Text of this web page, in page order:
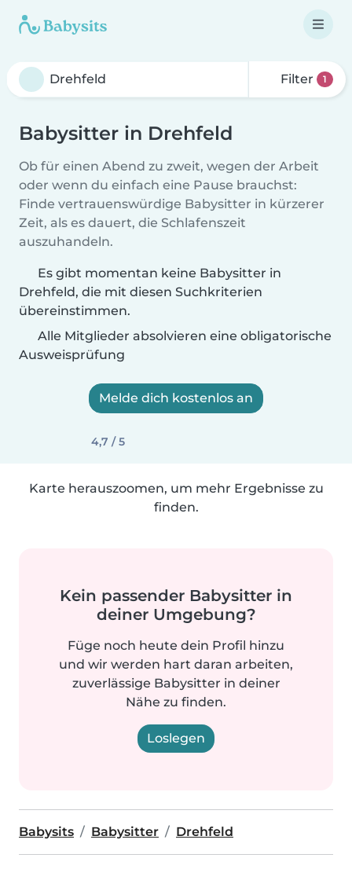
Filter 1
Babysitter in Drehfeld
Ob für einen Abend zu zweit, wegen der Arbeit
oder wenn du einfach eine Pause brauchst:
Finde vertrauenswürdige Babysitter in kürzerer
Zeit, als es dauert, die Schlafenszeit
auszuhandeln.
Es gibt momentan keine Babysitter in
Drehfeld, die mit diesen Suchkriterien
übereinstimmen.
Alle Mitglieder absolvieren eine obligatorische
Ausweisprüfung
Melde dich kostenlos an
4,7 / 5
Karte herauszoomen, um mehr Ergebnisse zu
finden.
Kein passender Babysitter in
deiner Umgebung?
Füge noch heute dein Profil hinzu
und wir werden hart daran arbeiten,
zuverlässige Babysitter in deiner
Nähe zu finden.
Loslegen
Babysits Babysitter Drehfeld